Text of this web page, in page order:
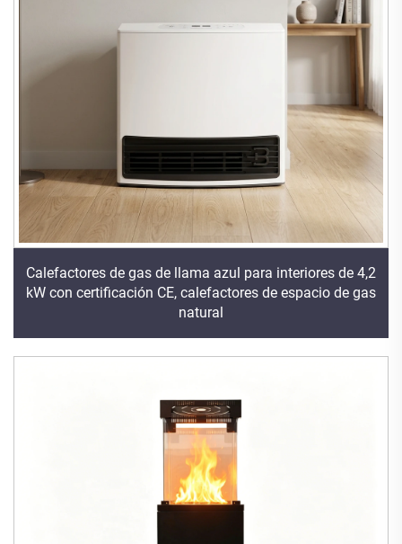
Calefactores de gas de llama azul para interiores de 4,2
kW con certificación CE, calefactores de espacio de gas
natural